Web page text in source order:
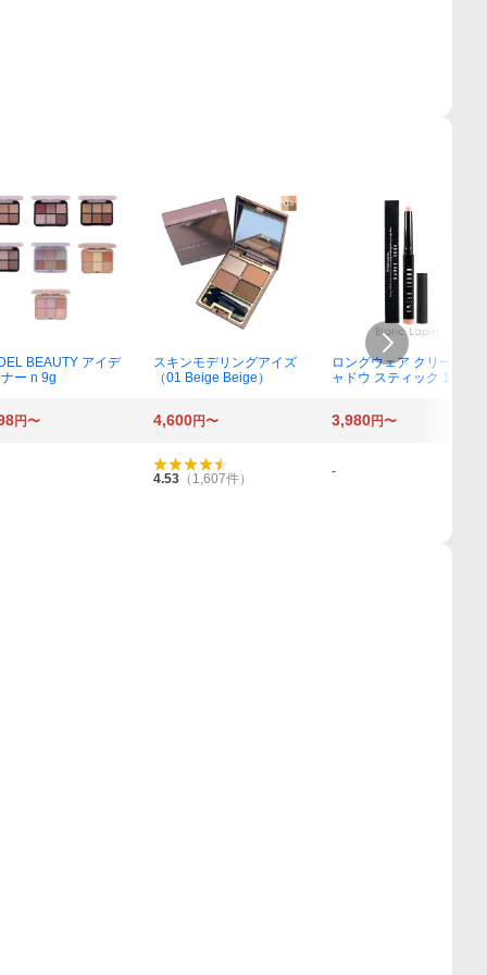
BEAUTY アイデ
ー n 9g
スキンモデリングアイズ
（01 Beige Beige）
ロングウェア クリーム シ
ャドウ スティック 1.6g
円〜 4,600円〜 3,980円〜
4.53 （ 1,607件） -